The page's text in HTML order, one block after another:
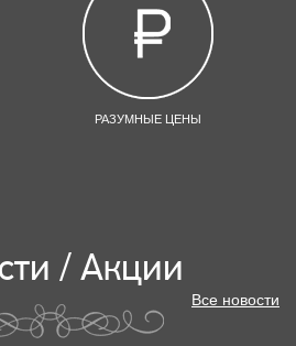
РАЗУМНЫЕ ЦЕНЫ
/ Акции
Все новости